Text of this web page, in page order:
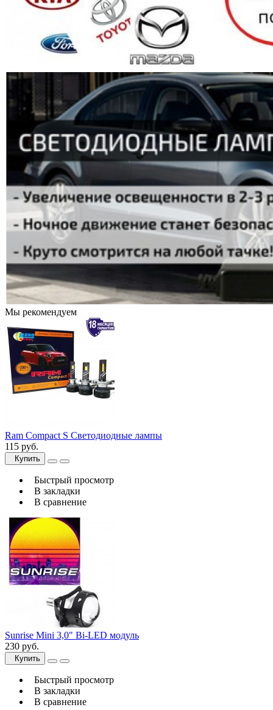
Мы рекомендуем
Ram Compact S Светодиодные лампы
115 руб.
Купить
Быстрый просмотр
В закладки
В сравнение
Sunrise Mini 3,0" Bi-LED модуль
230 руб.
Купить
Быстрый просмотр
В закладки
В сравнение